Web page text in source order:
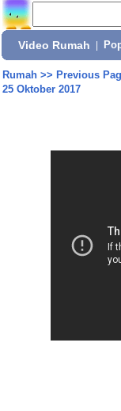
Video Rumah
Rumah>> Previous
25 Oktober 2017